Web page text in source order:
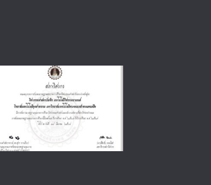
วิทยาลัยเทคโนโลยี
อุตสาหกรรม มจพ.
คว้ามาตรฐาน TABEE
ยกระดับการศึกษา
วิศวกรรมศาสตร์สู่